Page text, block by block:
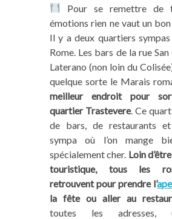
Pour se remettre de
émotions rien ne vaut un
Il y a deux quartiers
Rome. Les bars de la rue
Laterano (non loin du
quelque sorte le Marais
meilleur endroit pour
quartier Trastevere. Ce
de bars, de restaurants et
sympa où l’on mange
spécialement cher. Loin
touristique, tous les
retrouvent pour prendre l’
la fête ou aller au
toutes les adresses,